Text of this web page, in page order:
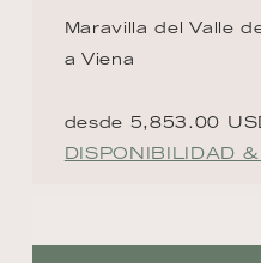
Maravilla del Valle
a Viena
desde 5,853.00
DISPONIBILIDAD